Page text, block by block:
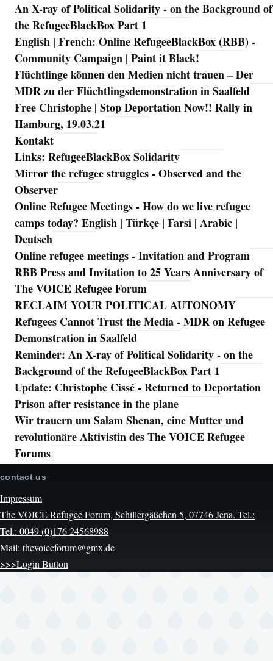
Navigation
An X-ray of Political Solidarity - on the Background of
the RefugeeBlackBox Part 1
English | French: Online RefugeeBlackBox (RBB) -
Community Campaign | Paint it Black!
Flüchtlinge können den Medien nicht trauen – Der
MDR zu der Flüchtlingsdemonstration in Saalfeld
Free Christophe | Stop Deportation Now!! Rally in
Hamburg, 19.03.21
Kontakt
Links: RefugeeBlackBox Solidarity
Mirror the refugee struggles - Observed and the
Observer
Online Refugee Meetings - How do we live refugee
camps today? English | Türkçe | Farsi | Arabic |
Deutsch
Online refugee meetings - Invitation and Program
RBB Press and Invitation to 25 Years Anniversary of
The VOICE Refugee Forum
RECLAIM YOUR POLITICAL AUTONOMY
Refugees Cannot Trust the Media - MDR on Refugee
Demonstration in Saalfeld
Reminder: An X-ray of Political Solidarity - on the
Background of the RefugeeBlackBox Part 1
Update: Christophe Cissé - Returned to Deportation
Prison after resistance in the plane
Wir trauern um Salam Shenan, eine Mutter und
revolutionäre Aktivistin des The VOICE Refugee
Forums
contact us
Impressum
The VOICE Refugee Forum, Schillergäßchen 5, 07746 Jena. Tel.:
Tel.: 0049 (0)176 24568988
Mail: thevoiceforum@gmx.de
>>>Login Button